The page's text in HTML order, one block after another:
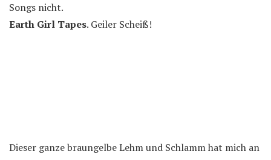
Songs nicht.
Earth Girl Tapes. Geiler Scheiß!
Dieser ganze braungelbe Lehm und Schlamm hat mich an